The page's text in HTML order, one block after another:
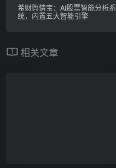
希财舆情宝：AI股票智能分析系
统，内置五大智能引擎
相关文章